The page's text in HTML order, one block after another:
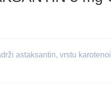
astaksantin, vrstu